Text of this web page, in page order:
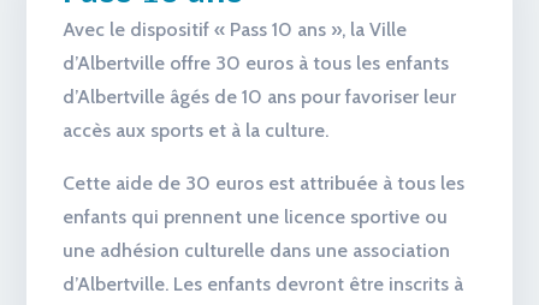
Avec le dispositif « Pass 10 ans », la Ville
d’Albertville offre 30 euros à tous les enfants
d’Albertville âgés de 10 ans pour favoriser leur
accès aux sports et à la culture.
Cette aide de 30 euros est attribuée à tous les
enfants qui prennent une licence sportive ou
une adhésion culturelle dans une association
d’Albertville. Les enfants devront être inscrits à